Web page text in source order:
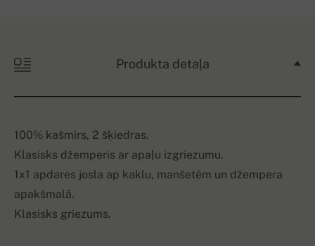
Produkta detaļa
100% kašmirs, 2 šķiedras.
Klasisks džemperis ar apaļu izgriezumu.
1x1 apdares josla ap kaklu, manšetēm un džempera
apakšmalā.
Klasisks griezums.